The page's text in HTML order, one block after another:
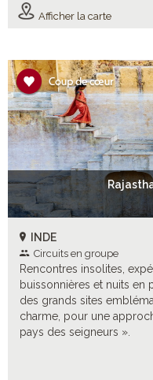
Afficher la carte
INDE
Circuits en groupe
Rencontres insolites,
buissonnières et nuits en
des grands sites
charme, pour une
pays des seigneurs ».